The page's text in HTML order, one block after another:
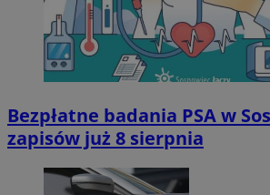
Bezpłatne badania PSA w
zapisów już 8 sierpnia